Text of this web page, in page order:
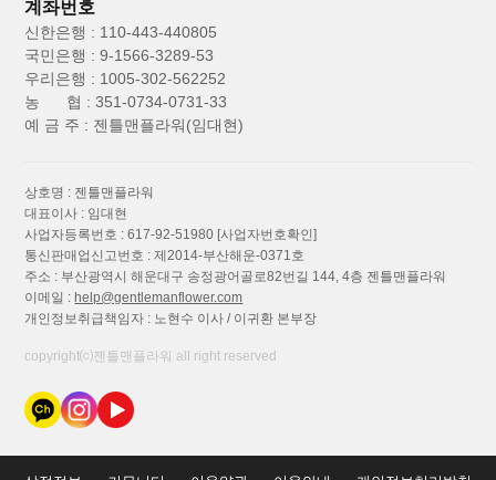
계좌번호
신한은행 : 110-443-440805
국민은행 : 9-1566-3289-53
우리은행 : 1005-302-562252
농 협 : 351-0734-0731-33
예 금 주 : 젠틀맨플라워(임대현)
상호명 : 젠틀맨플라워
대표이사 : 임대현
사업자등록번호 : 617-92-51980 [사업자번호확인]
통신판매업신고번호 : 제2014-부산해운-0371호
주소 : 부산광역시 해운대구 송정광어골로82번길 144, 4층 젠틀맨플라워
이메일 :help@gentlemanflower.com
개인정보취급책임자 : 노현수 이사 / 이귀환 본부장
copyright⒞젠틀맨플라워 all right reserved